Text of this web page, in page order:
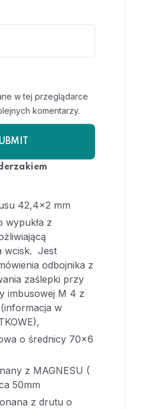
w tej przeglądarce
komentarzy.
42,4×2 mm
wypukła z
wcisk. Jest
odbojnika z
zaślepki przy
imbusowej M 4 z
w
o średnicy 70×6
z MAGNESU (
50mm
z drutu o